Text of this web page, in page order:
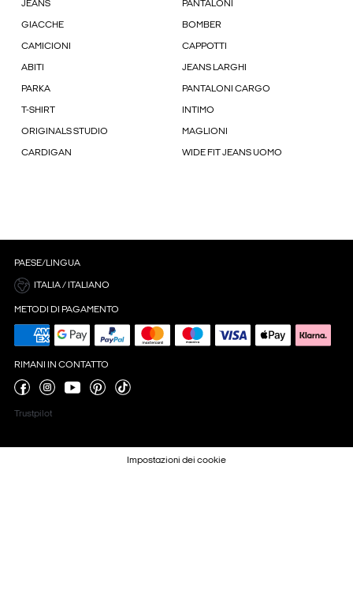
JEANS PANTALONI
GIACCHE BOMBER
CAMICIONI CAPPOTTI
ABITI JEANS LARGHI
PARKA PANTALONI CARGO
T-SHIRT INTIMO
ORIGINALS STUDIO MAGLIONI
CARDIGAN WIDE FIT JEANS UOMO
PAESE/LINGUA
ITALIA / ITALIANO
METODI DI PAGAMENTO
RIMANI IN CONTATTO
Trustpilot
Impostazioni dei cookie